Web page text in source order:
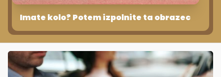
Imate kolo? Potem izpolnite ta obrazec